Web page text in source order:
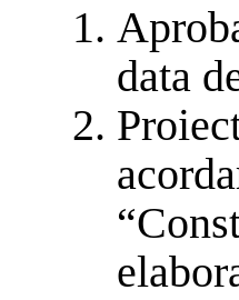
data